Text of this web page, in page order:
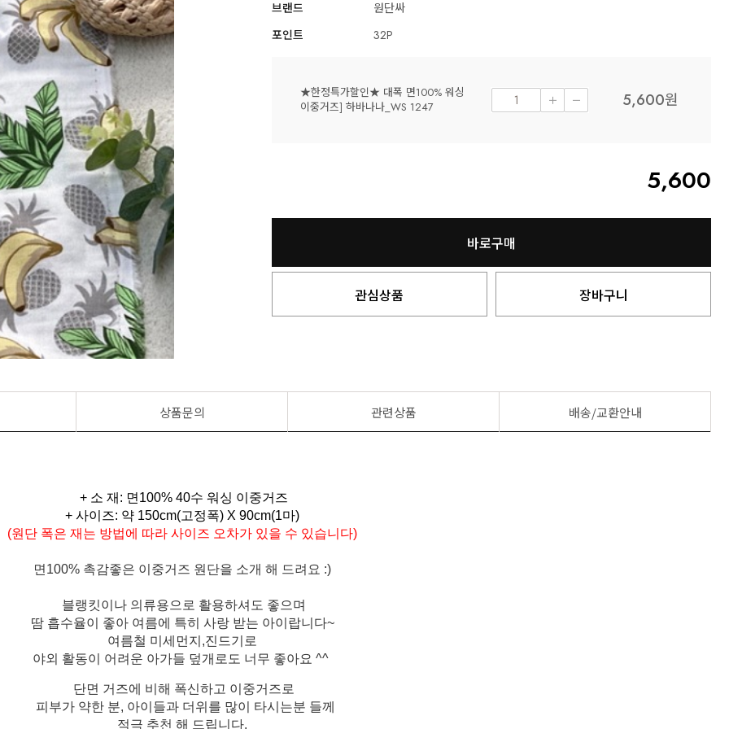
브랜드
원단싸
포인트
32P
★한정특가할인★ 대폭 면100% 워싱
이중거즈] 하바나나_WS 1247
5,600원
5,600
바로구매
관심상품 장바구니
상품문의 관련상품 배송/교환안내
+ 소 재: 면100% 40수 워싱 이중거즈
+ 사이즈: 약 150cm(고정폭) X 90cm(1마)
(원단 폭은 재는 방법에 따라 사이즈 오차가 있을 수 있습니다)
면100% 촉감좋은 이중거즈 원단을 소개 해 드려요 :)
블랭킷이나 의류용으로 활용하셔도 좋으며
땀 흡수율이 좋아 여름에 특히 사랑 받는 아이랍니다~
여름철 미세먼지,진드기로
야외 활동이 어려운 아가들 덮개로도 너무 좋아요 ^^
단면 거즈에 비해 폭신하고 이중거즈로
피부가 약한 분, 아이들과 더위를 많이 타시는분 들께
적극 추천 해 드립니다.